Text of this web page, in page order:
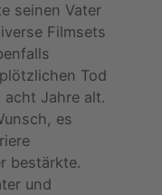
seinen Vater
Filmsets
Tod
acht Jahre alt.
es
bestärkte.
und